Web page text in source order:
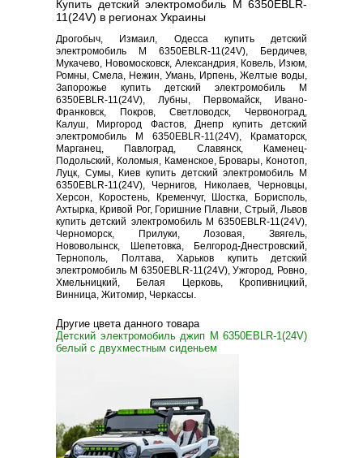
Купить детский электромобиль M 6350EBLR-
11(24V) в регионах Украины
Дрогобыч, Измаил, Одесса купить детский
электромобиль M 6350EBLR-11(24V), Бердичев,
Мукачево, Новомосковск, Александрия, Ковель, Изюм,
Ромны, Смела, Нежин, Умань, Ирпень, Желтые воды,
Запорожье купить детский электромобиль M
6350EBLR-11(24V), Лубны, Первомайск, Ивано-
Франковск, Покров, Светловодск, Червоноград,
Калуш, Миргород Фастов, Днепр купить детский
электромобиль M 6350EBLR-11(24V), Краматорск,
Марганец, Павлоград, Славянск, Каменец-
Подольский, Коломыя, Каменское, Бровары, Конотоп,
Луцк, Сумы, Киев купить детский электромобиль M
6350EBLR-11(24V), Чернигов, Николаев, Черновцы,
Херсон, Коростень, Кременчуг, Шостка, Борисполь,
Ахтырка, Кривой Рог, Горишние Плавни, Стрый, Львов
купить детский электромобиль M 6350EBLR-11(24V),
Черноморск, Прилуки, Лозовая, Звягель,
Нововолынск, Шепетовка, Белгород-Днестровский,
Тернополь, Полтава, Харьков купить детский
электромобиль M 6350EBLR-11(24V), Ужгород, Ровно,
Хмельницкий, Белая Церковь, Кропивницкий,
Винница, Житомир, Черкассы.
Другие цвета данного товара
Детский электромобиль джип M 6350EBLR-1(24V)
белый с двухместным сиденьем